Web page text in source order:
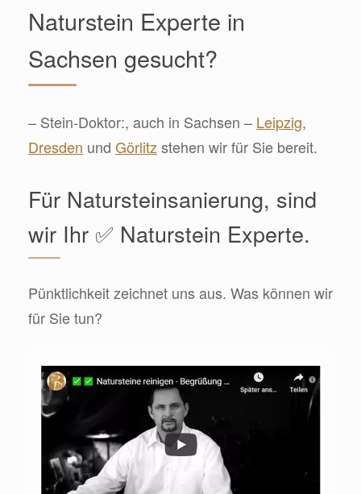
Naturstein Experte in
Sachsen gesucht?
– Stein-Doktor:, auch in Sachsen – Leipzig,
Dresden und Görlitzstehen wir für Sie bereit.
Für Natursteinsanierung, sind
wir Ihr ✅ Naturstein Experte.
Pünktlichkeit zeichnet uns aus. Was können wir
für Sie tun?